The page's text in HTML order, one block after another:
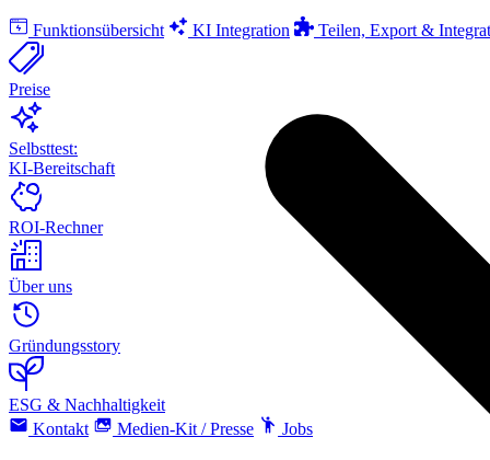
Funktionsübersicht KI Integration Teilen, Export &
Preise
Selbsttest:
KI-Bereitschaft
ROI-Rechner
Über uns
Gründungsstory
ESG & Nachhaltigkeit
Kontakt
Medien-Kit / Presse Jobs